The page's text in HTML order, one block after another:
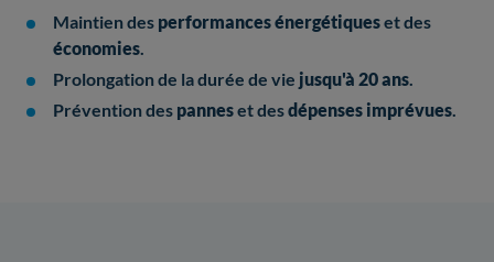
Maintien des performances énergétiqueset des
économies.
Prolongation de la durée de vie jusqu'à 20 ans.
Prévention des panneset desdépenses imprévues.